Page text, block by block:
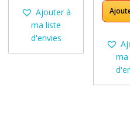
6
.999,00 €.
Ajouter à
ma liste
d'envies
ma